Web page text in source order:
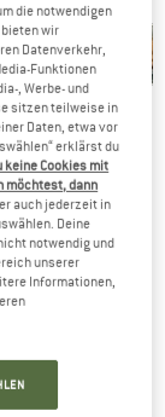
zu den
einer Infobox und
die notwendigen
wir
Datenverkehr,
Funktionen
, Werbe- und
sitzen teilweise in
Daten, etwa vor
erklärst du
keine Cookies mit
möchtest, dann
auch jederzeit in
Deine
notwendig und
unserer
Informationen,